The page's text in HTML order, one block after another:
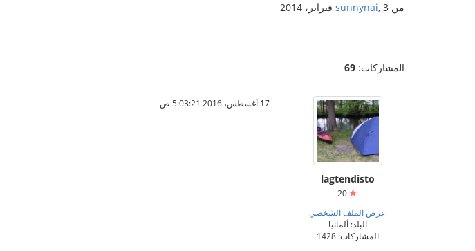
من sunnynai, 3 فبراير، 2014
المشاركات: 69
lagtendisto
عرض الملف الشخصي
البلد: ألمانيا
المشاركات: 1428
17 أغسطس، 2016 5:03:21 ص